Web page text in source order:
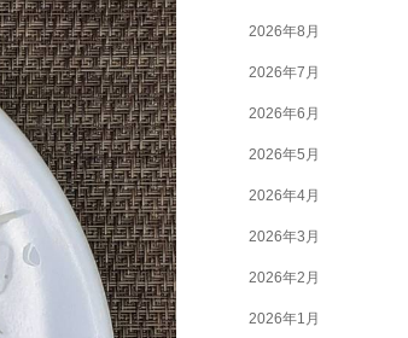
2026年8月
2026年7月
2026年6月
2026年5月
2026年4月
2026年3月
2026年2月
2026年1月